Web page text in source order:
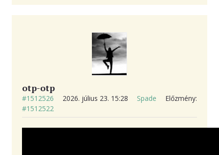
otp-otp
#1512526 2026. július 23. 15:28 Spade
Előzmény:
#1512522